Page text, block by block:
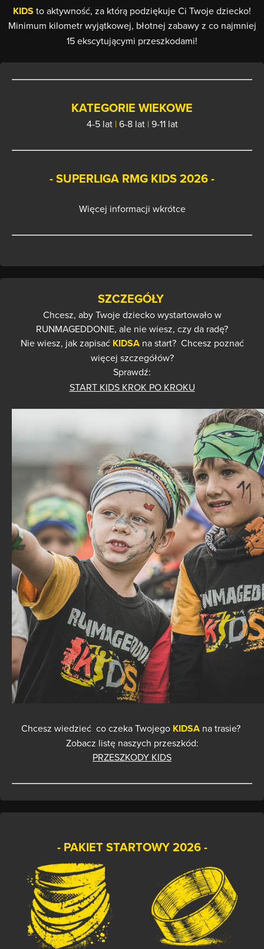
KIDS to aktywność, za którą podziękuje Ci Twoje dziecko!
Minimum kilometr wyjątkowej, błotnej zabawy z co najmniej
15 ekscytującymi przeszkodami!
KATEGORIE WIEKOWE
4-5 lat|6-8 lat |9-11 lat
- SUPERLIGA RMG KIDS 2026 -
Więcej informacji wkrótce
SZCZEGÓŁY
Chcesz, aby Twoje dziecko wystartowało w
RUNMAGEDDONIE, ale nie wiesz, czy da radę?
Nie wiesz, jak zapisać KIDSAna start? Chcesz poznać
więcej szczegółów?
Sprawdź:
START KIDS KROK PO KROKU
Chcesz wiedzieć co czeka Twojego KIDSA na trasie?
Zobacz listę naszych przeszkód:
PRZESZKODY KIDS
- PAKIET STARTOWY 2026 -